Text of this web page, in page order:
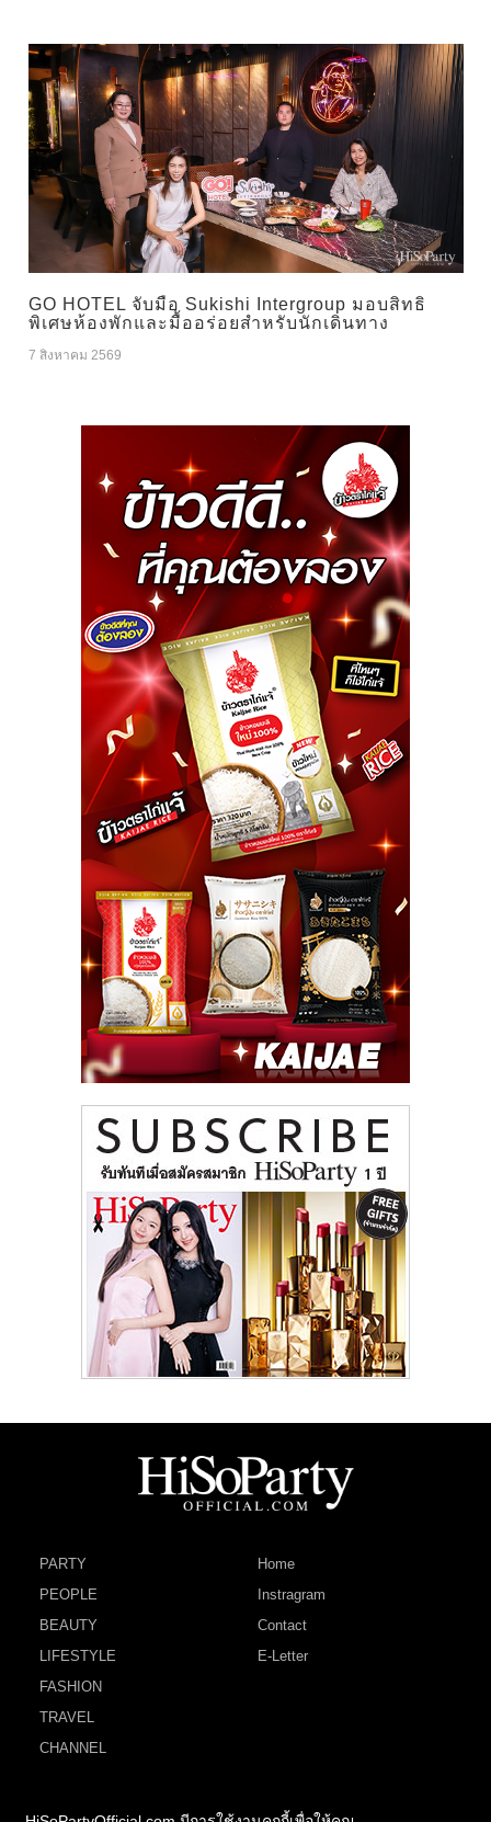
GO HOTEL จับมือ Sukishi Intergroup มอบสิทธิ
พิเศษห้องพักและมื้ออร่อยสำหรับนักเดินทาง
7 สิงหาคม 2569
PARTY
PEOPLE
BEAUTY
LIFESTYLE
FASHION
TRAVEL
CHANNEL
Home
Instragram
Contact
E-Letter